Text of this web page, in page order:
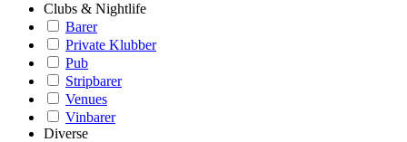
Clubs & Nightlife
Barer
Private Klubber
Pub
Stripbarer
Venues
Vinbarer
Diverse